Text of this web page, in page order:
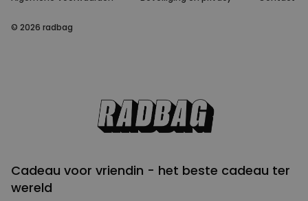
© 2026 radbag
Cadeau voor vriendin - het beste cadeau ter
wereld